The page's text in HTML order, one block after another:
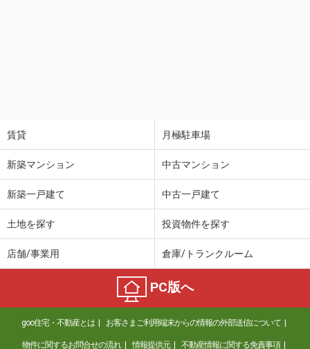
賃貸 月極駐車場
新築マンション 中古マンション
新築一戸建て 中古一戸建て
土地を探す 投資物件を探す
店舗/事業用 倉庫/トランクルーム
PC版へ
goo住宅・不動産とは お客さまご利用端末からの情報の外部送信について
物件に関するお問合せの流れ 情報提供元 不動産情報に関する免責事項